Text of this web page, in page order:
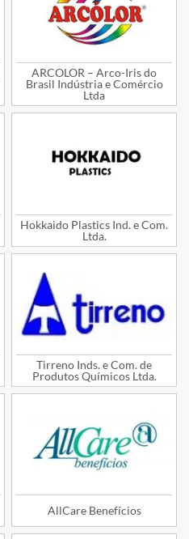
ARCOLOR – Arco-Iris do
Brasil Indústria e Comércio
Ltda
Hokkaido Plastics Ind. e Com.
Ltda.
Tirreno Inds. e Com. de
Produtos Químicos Ltda.
AllCare Benefícios